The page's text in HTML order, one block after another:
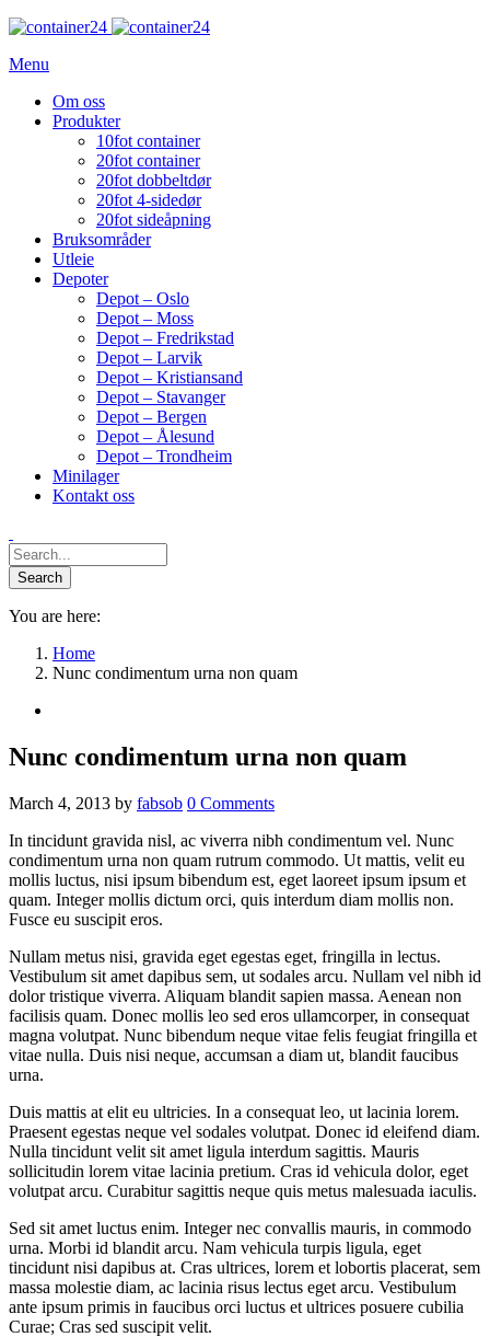
Menu
Om oss
Produkter
10fot container
20fot container
20fot dobbeltdør
20fot 4-sidedør
20fot sideåpning
Bruksområder
Utleie
Depoter
Depot – Oslo
Depot – Moss
Depot – Fredrikstad
Depot – Larvik
Depot – Kristiansand
Depot – Stavanger
Depot – Bergen
Depot – Ålesund
Depot – Trondheim
Minilager
Kontakt oss
You are here:
Home
Nunc condimentum urna non quam
Nunc condimentum urna non quam
March 4, 2013 by fabsob 0 Comments
In tincidunt gravida nisl, ac viverra nibh condimentum vel. Nunc
condimentum urna non quam rutrum commodo. Ut mattis, velit eu
mollis luctus, nisi ipsum bibendum est, eget laoreet ipsum ipsum et
quam. Integer mollis dictum orci, quis interdum diam mollis non.
Fusce eu suscipit eros.
Nullam metus nisi, gravida eget egestas eget, fringilla in lectus.
Vestibulum sit amet dapibus sem, ut sodales arcu. Nullam vel nibh id
dolor tristique viverra. Aliquam blandit sapien massa. Aenean non
facilisis quam. Donec mollis leo sed eros ullamcorper, in consequat
magna volutpat. Nunc bibendum neque vitae felis feugiat fringilla et
vitae nulla. Duis nisi neque, accumsan a diam ut, blandit faucibus
urna.
Duis mattis at elit eu ultricies. In a consequat leo, ut lacinia lorem.
Praesent egestas neque vel sodales volutpat. Donec id eleifend diam.
Nulla tincidunt velit sit amet ligula interdum sagittis. Mauris
sollicitudin lorem vitae lacinia pretium. Cras id vehicula dolor, eget
volutpat arcu. Curabitur sagittis neque quis metus malesuada iaculis.
Sed sit amet luctus enim. Integer nec convallis mauris, in commodo
urna. Morbi id blandit arcu. Nam vehicula turpis ligula, eget
tincidunt nisi dapibus at. Cras ultrices, lorem et lobortis placerat, sem
massa molestie diam, ac lacinia risus lectus eget arcu. Vestibulum
ante ipsum primis in faucibus orci luctus et ultrices posuere cubilia
Curae; Cras sed suscipit velit.